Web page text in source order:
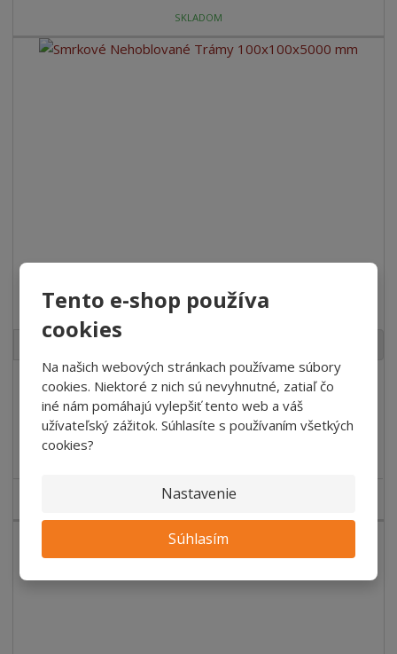
Tento e-shop používa
cookies
Na našich webových stránkach používame súbory
cookies. Niektoré z nich sú nevyhnutné, zatiaľ čo
iné nám pomáhajú vylepšiť tento web a váš
užívateľský zážitok. Súhlasíte s používaním všetkých
cookies?
Nastavenie
Súhlasím
SKLADOM
Smrkové Nehoblované Trámy 100x100x5000 mm
€ 27.99/ Ks
€ 23.32 bez DPH
Kúpiť
SKLADOM